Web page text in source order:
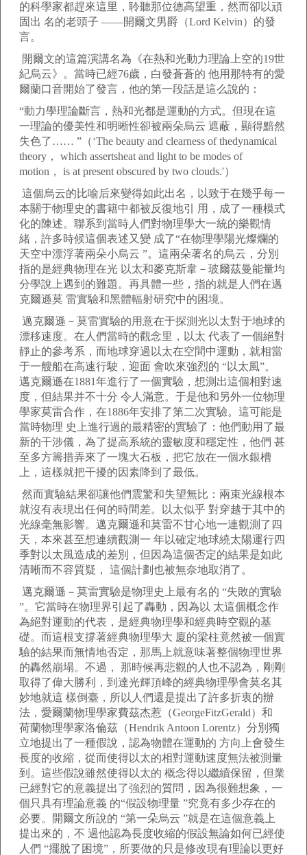
的科學家都趕來這里，聆聽那位德高望重，然而卻以頑
固出 名的老頭子 ——開爾文男爵（Lord Kelvin）的發
言。
開爾文的這篇演講名為《在熱和光動力理論上空的19世
紀烏云》。當時已經76歲，白發蒼蒼的 他用那特有的愛
爾蘭口音開始了發言，他的第一段話是這么說的：
“動力學理論斷言，熱和光都是運動的方式。但現在這
一理論的優美性和明晰性卻被兩朵烏云 遮蔽，顯得黯然
失色了…… ”（‘The beauty and clearness of thedynamical
theory， which assertsheat and light to be modes of
motion， is at present obscured by two clouds.'）
這個烏云的比喻后來變得如此出名，以致于在幾乎每一
本關于物理史的書籍中都被反復地引 用，成了一種模式
化的陳述。聯系到當時人們對物理學大一統的樂觀情
緒，許多時候這個表述又變 成了“在物理學陽光燦爛的
天空中漂浮著兩朵小烏云 ”。這兩朵著名的烏云，分別
指的是經典物理在光 以太和麥克斯韋－玻爾茲曼能量均
分學說上遇到的難題。再具體一些，指的就是人們在邁
克爾遜莫 雷實驗和黑體輻射研究中的困境。
邁克爾遜－莫雷實驗的用意在于探測光以太對于地球的
漂移速度。在人們當時的觀念里，以太 代表了一個絕對
靜止的參考系，而地球穿過以太在空間中運動，就相當
于一艘船在高速行駛，迎面 會吹來強烈的 “以太風”。
邁克爾遜在1881年進行了一個實驗，想測出這個相對速
度，但結果并不十分 令人滿意。于是他和另外一位物理
學家莫雷合作，在1886年安排了第二次實驗。這可能是
當時物理 史上進行過的最精密的實驗了：他們動用了最
新的干涉儀，為了提高系統的靈敏度和穩定性，他們 甚
至多方籌措弄來了一塊大石板，把它放在一個水銀槽
上，這樣就把干擾的因素降到了最低。
然而實驗結果卻讓他們震驚和失望無比：兩束光線根本
就沒有表現出任何的時間差。以太似乎 對穿越于其中的
光線毫無影響。邁克爾遜和莫雷不甘心地一連觀測了四
天，本來甚至想連續觀測一 年以確定地球繞太陽運行四
季對以太風造成的差別，但因為這個否定的結果是如此
清晰而不容質疑， 這個計劃也被無奈地取消了。
邁克爾遜－莫雷實驗是物理史上最有名的 “失敗的實驗
”。它當時在物理界引起了轟動，因為以 太這個概念作
為絕對運動的代表，是經典物理學和經典時空觀的基
礎。而這根支撐著經典物理學大 廈的梁柱竟然被一個實
驗的結果而無情地否定，那馬上就意味著整個物理世界
的轟然崩塌。不過， 那時候再悲觀的人也不認為，剛剛
取得了偉大勝利，到達光輝頂峰的經典物理學會莫名其
妙地就這 樣倒臺，所以人們還是提出了許多折衷的辦
法，愛爾蘭物理學家費茲杰惹（GeorgeFitzGerald）和
荷蘭物理學家洛倫茲（Hendrik Antoon Lorentz）分別獨
立地提出了一種假說，認為物體在運動的 方向上會發生
長度的收縮，從而使得以太的相對運動速度無法被測量
到。這些假說雖然使得以太的 概念得以繼續保留，但業
已經對它的意義提出了強烈的質問，因為很難想象，一
個只具有理論意義 的“假設物理量 ”究竟有多少存在的
必要。開爾文所說的 “第一朵烏云 ”就是在這個意義上
提出來的，不 過他認為長度收縮的假設無論如何已經使
人們 “擺脫了困境”，所要做的只是修改現有理論以更好